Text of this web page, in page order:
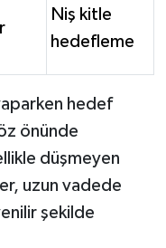
Niş kitle
hedefleme
hedef
önünde
düşmeyen
uzun vadede
şekilde